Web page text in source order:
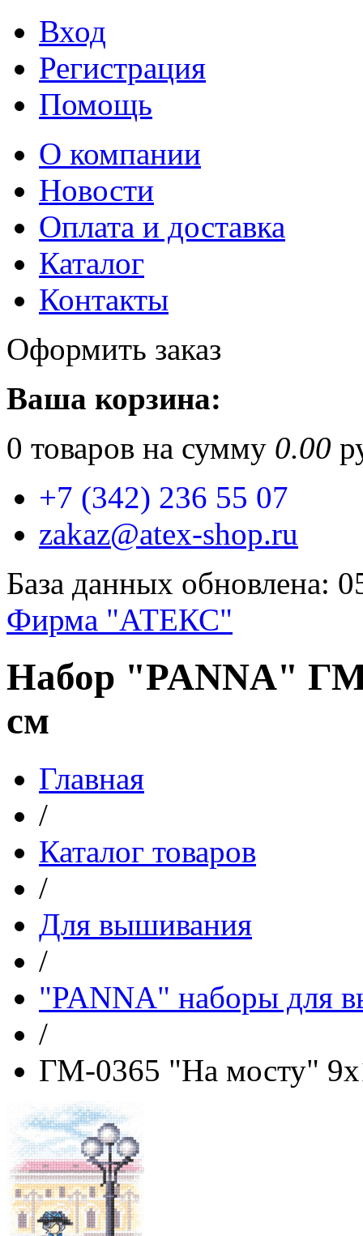
Вход
Регистрация
Помощь
О компании
Новости
Оплата и доставка
Каталог
Контакты
Оформить заказ
Ваша корзина:
0 товаров на сумму 0.00
+7 (342) 236 55 07
zakaz@atex-shop.ru
База данных обновлена:
Фирма "АТЕКС"
Набор "PANNA"
см
Главная
/
Каталог товаров
/
Для вышивания
/
"PANNA" наборы для
/
ГМ-0365 "На мосту"